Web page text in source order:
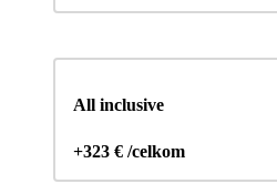
All inclusive
+323 € /celkom